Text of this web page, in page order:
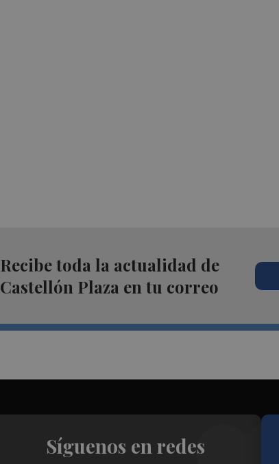
Recibe toda la actualidad de
Castellón Plaza en tu correo
Síguenos en redes